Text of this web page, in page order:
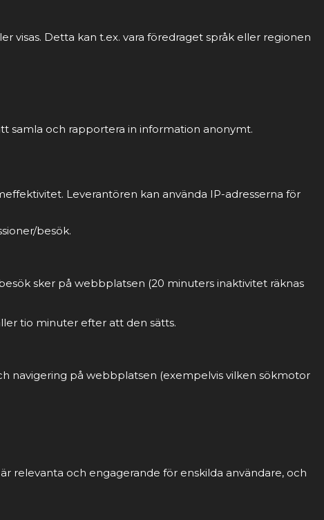
Detta kan t.ex. vara föredraget språk eller regionen
samla och rapportera in information anonymt.
Leverantören kan använda IP-adresserna för
besök.
sker på webbplatsen (20 minuters inaktivitet räknas
tio minuter efter att den sätts.
navigering på webbplatsen (exempelvis vilken sökmotor
relevanta och engagerande för enskilda användare, och